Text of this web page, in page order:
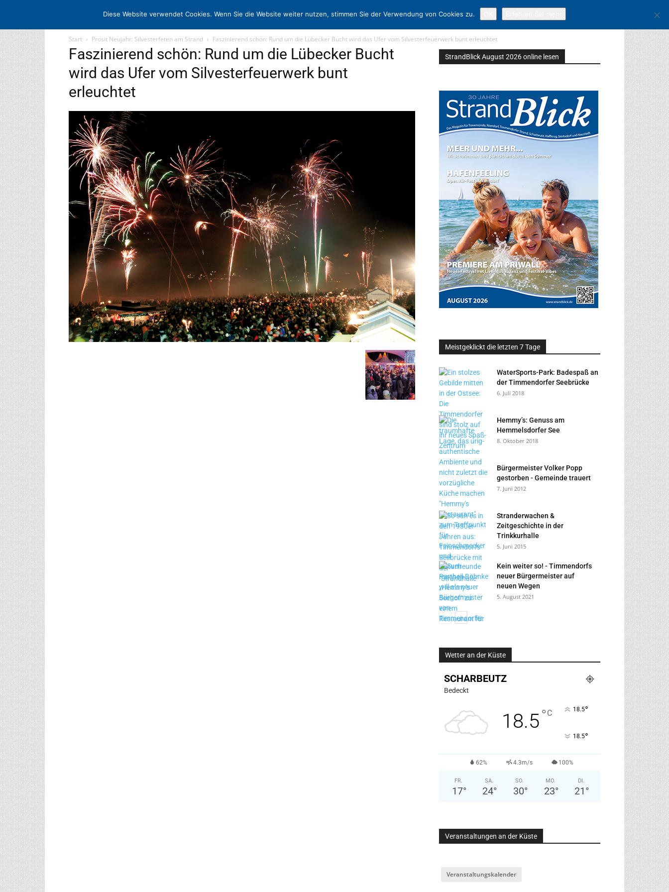
STARTSEITE ARCHIV MEDIADATEN KONTAKT
Start Prosit Neujahr: Silvesterfeten am Strand Faszinierend schön: Rund um die Lübecker Bucht wird das Ufer vom Silvesterfeuerwerk bunt erleuchtet
Faszinierend schön: Rund um die Lübecker Bucht
wird das Ufer vom Silvesterfeuerwerk bunt
erleuchtet
StrandBlick August 2026 online lesen
Meistgeklickt die letzten 7 Tage
WaterSports-Park: Badespaß an
der Timmendorfer Seebrücke
6. Juli 2018
Hemmy’s: Genuss am
Hemmelsdorfer See
8. Oktober 2018
Bürgermeister Volker Popp
gestorben - Gemeinde trauert
7. Juni 2012
Stranderwachen &
Zeitgeschichte in der
Trinkkurhalle
5. Juni 2015
Kein weiter so! - Timmendorfs
neuer Bürgermeister auf
neuen Wegen
5. August 2021
Wetter an der Küste
SCHARBEUTZ
Bedeckt
18.5°C 18.5°
18.5°
62% 4.3m/s 100%
FR.
17°
SA.
24°
SO.
30°
MO.
23°
DI.
21 °
Veranstaltungen an der Küste
Veranstaltungskalender
Diese Website verwendet Cookies. Wenn Sie die Website weiter nutzen, stimmen Sie der Verwendung von Cookies zu.